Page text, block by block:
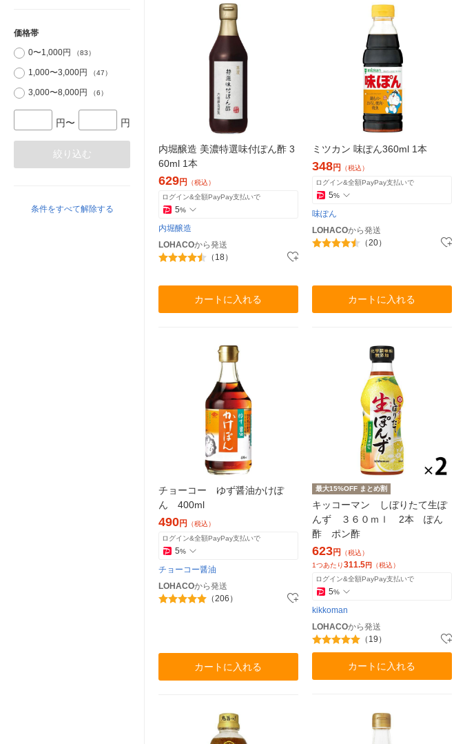
価格帯
0〜1,000円
（83）
1,000〜3,000円 （47）
3,000〜8,000円 （6）
円〜 円
絞り込む
条件をすべて解除する
内堀醸造 美濃特選味付ぽん酢 3
60ml 1本
629円 （税込）
ログイン&全額PayPay支払いで
5%
内堀醸造
LOHACOから発送
（18）
カートに入れる
ミツカン 味ぽん360ml 1本
348円 （税込）
ログイン&全額PayPay支払いで
5%
味ぽん
LOHACOから発送
（20）
カートに入れる
チョーコー ゆず醤油かけぽ
ん 400ml
490円
（税込）
ログイン&全額PayPay支払いで
5%
チョーコー醤油
LOHACOから発送
（206）
カートに入れる
最大15%OFF まとめ割
キッコーマン しぼりたて生ぽ
んず ３６０ｍｌ 2本 ぽん
酢 ポン酢
623円
（税込）
1つあたり311.5円
（税込）
ログイン&全額PayPay支払いで
5%
kikkoman
LOHACOから発送
（19）
カートに入れる